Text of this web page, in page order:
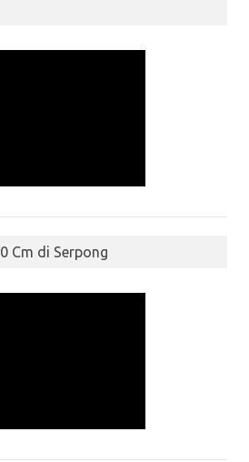
Cm di Serpong